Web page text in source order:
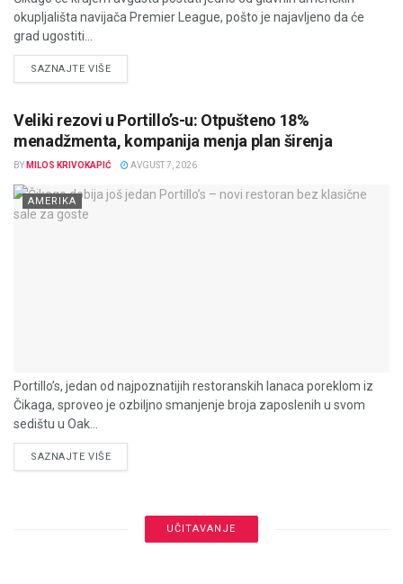
okupljališta navijača Premier League, pošto je najavljeno da će
grad ugostiti...
SAZNAJTE VIŠEDETAILS
Veliki rezovi u Portillo’s-u: Otpušteno 18%
menadžmenta, kompanija menja plan širenja
BY MILOS KRIVOKAPIĆ AVGUST 7, 2026
AMERIKA
Portillo’s, jedan od najpoznatijih restoranskih lanaca poreklom iz
Čikaga, sproveo je ozbiljno smanjenje broja zaposlenih u svom
sedištu u Oak...
SAZNAJTE VIŠEDETAILS
UČITAVANJE